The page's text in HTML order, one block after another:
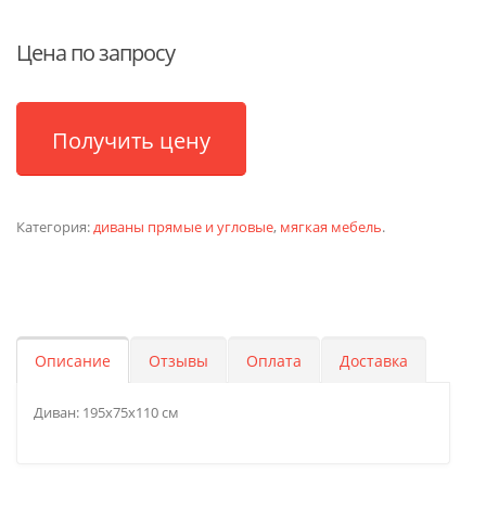
Цена по запросу
Получить цену
Категория:диваны прямые и угловые, мягкая мебель.
Описание Отзывы Оплата Доставка
Диван: 195х75х110 см